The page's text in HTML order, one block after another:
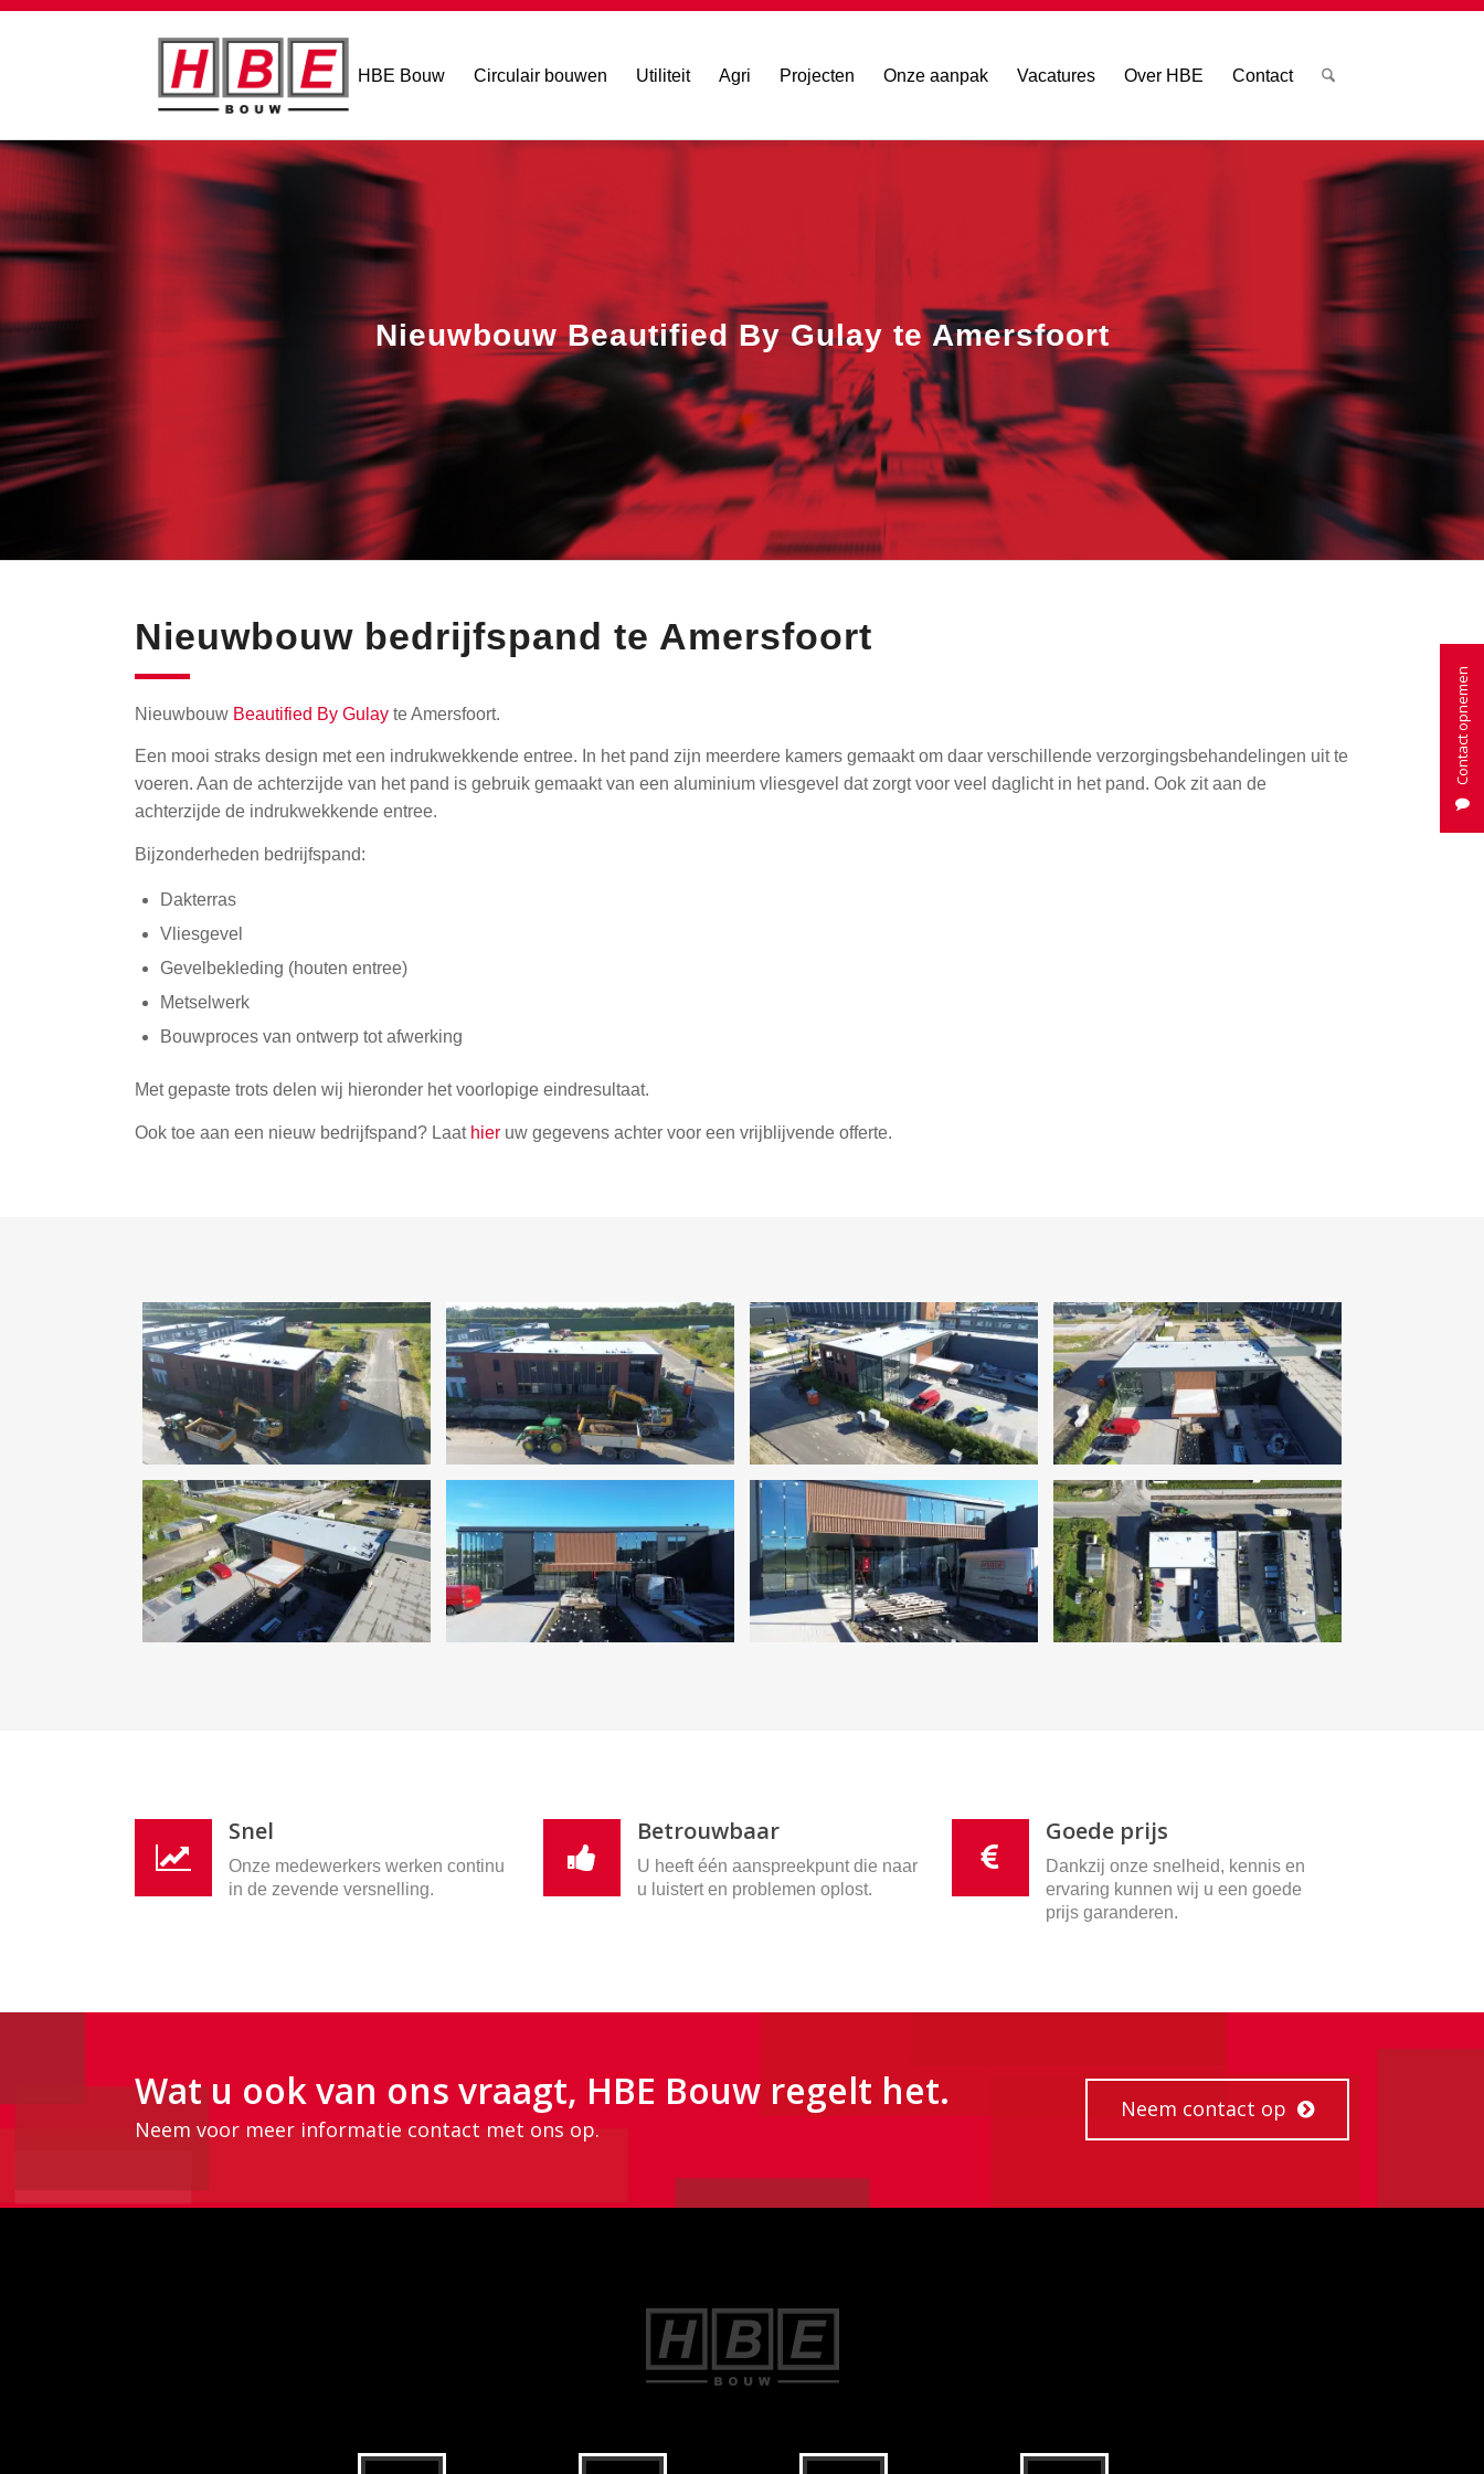
HBE Bouw Circulair bouwen Utiliteit Agri Projecten Onze aanpak Vacatures Over HBE Contact
Nieuwbouw Beautified By Gulay te Amersfoort
Nieuwbouw bedrijfspand te Amersfoort
Nieuwbouw Beautified By Gulay te Amersfoort.
Een mooi straks design met een indrukwekkende entree. In het pand zijn meerdere kamers gemaakt om daar verschillende verzorgingsbehandelingen uit te
voeren. Aan de achterzijde van het pand is gebruik gemaakt van een aluminium vliesgevel dat zorgt voor veel daglicht in het pand. Ook zit aan de
achterzijde de indrukwekkende entree.
Bijzonderheden bedrijfspand:
Dakterras
Vliesgevel
Gevelbekleding (houten entree)
Metselwerk
Bouwproces van ontwerp tot afwerking
Met gepaste trots delen wij hieronder het voorlopige eindresultaat.
Ook toe aan een nieuw bedrijfspand? Laat hier uw gegevens achter voor een vrijblijvende offerte.
Snel
Onze medewerkers werken continu
in de zevende versnelling.
Betrouwbaar
U heeft één aanspreekpunt die naar
u luistert en problemen oplost.
Goede prijs
Dankzij onze snelheid, kennis en
ervaring kunnen wij u een goede
prijs garanderen.
Wat u ook van ons vraagt, HBE Bouw regelt het.
Neem voor meer informatie contact met ons op.
Neem contact op
Contact opnemen